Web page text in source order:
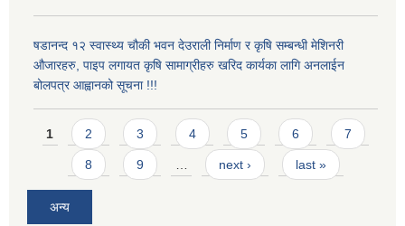
षडानन्द १२ स्वास्थ्य चौकी भवन देउराली निर्माण र कृषि सम्बन्धी मेशिनरी
औजारहरु, पाइप लगायत कृषि सामाग्रीहरु खरिद कार्यका लागि अनलाईन
बोलपत्र आह्वानको सूचना !!!
Pages
1 2 3 4 5 6 7
8 9 … next › last »
अन्य